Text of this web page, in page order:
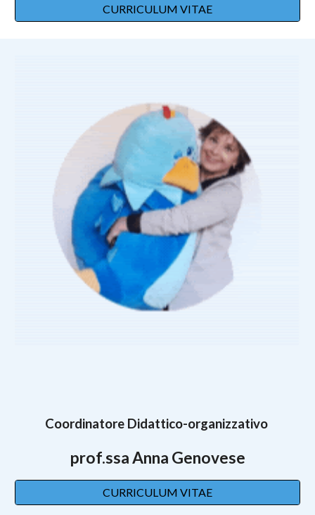
CURRICULUM VITAE
Coordinatore Didattico-organizzativo
prof.ssaAnna Genovese
CURRICULUM VITAE